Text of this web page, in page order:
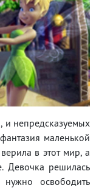
непредсказуемых
маленькой
в этот мир, а
Девочка решилась
освободить